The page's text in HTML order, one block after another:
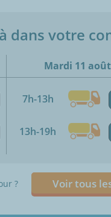
dans votre
Mardi 11
7h-13h
13h-19h
? Voir tous